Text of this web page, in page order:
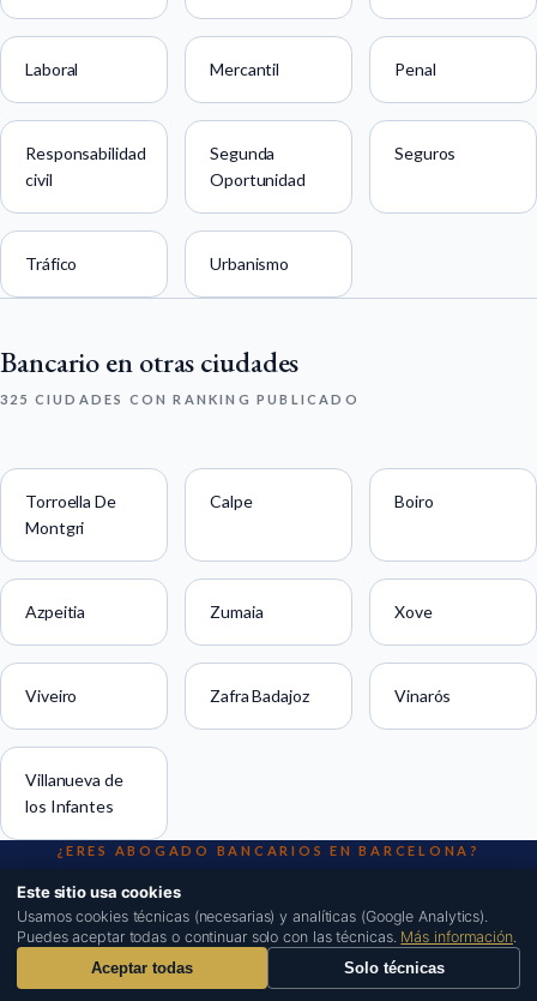
Laboral Mercantil Penal
Responsabilidad
civil
Segunda
Oportunidad
Seguros
Tráfico Urbanismo
Bancario en otras ciudades
325 CIUDADES CON RANKING PUBLICADO
Torroella De
Montgri
Calpe Boiro
Azpeitia Zumaia Xove
Viveiro Zafra Badajoz Vinarós
Villanueva de
los Infantes
¿ERES ABOGADO BANCARIOS EN BARCELONA?
Solicita tu evaluación
editorial
Este sitio usa cookies
Usamos cookies técnicas (necesarias) y analíticas (Google Analytics).
Puedes aceptar todas o continuar solo con las técnicas. Más información.
Aceptar todas
Solo técnicas